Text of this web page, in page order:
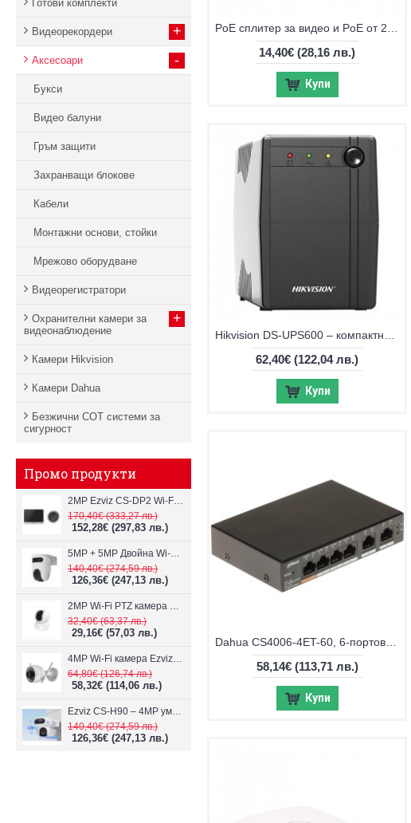
Готови комплекти
Видеорекордери +
Аксесоари -
Букси
Видео балуни
Гръм защити
Захранващи блокове
Кабели
Монтажни основи, стойки
Мрежово оборудване
Видеорегистратори
Охранителни камери за
видеонаблюдение
+
Камери Hikvision
Камери Dahua
Безжични СОТ системи за
сигурност
Промо продукти
2MP Ezviz CS-DP2 Wi-Fi видеодомофон
170,40€(333,27 лв.)
152,28€ (297,83 лв.)
5MP + 5MP Двойна Wi-Fi IP камера с два обектива Ezviz CS-H9c
140,40€(274,59 лв.)
126,36€ (247,13 лв.)
2MP Wi-Fi PTZ камерa с микрофон и говорител Ezviz CS-TY1
32,40€(63,37 лв.)
29,16€ (57,03 лв.)
4MP Wi-Fi камерa Ezviz CS-H3c с микрофон и говорител
64,80€(126,74 лв.)
58,32€ (114,06 лв.)
Ezviz CS-H90 – 4MP умна Wi-Fi камера, два обектива и цветен нощен
140,40€(274,59 лв.)
126,36€ (247,13 лв.)
14,40€ (28,16 лв.)
Купи
62,40€ (122,04 лв.)
Купи
58,14€(113,71 лв.)
Купи